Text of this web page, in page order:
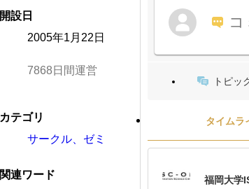
トピッ
タイムラ
福岡大学
開設日
2005年1月22日
7868日間運営
カテゴリ
サークル、ゼミ
関連ワード